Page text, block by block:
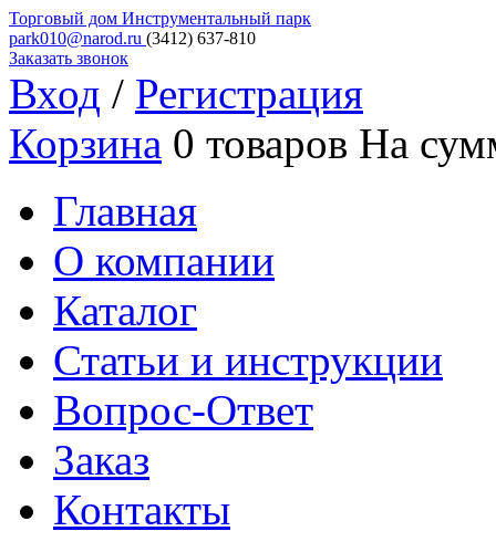
Торговый дом Инструментальный парк
park010@narod.ru (3412) 637-810
Заказать звонок
Вход / Регистрация
Корзина 0 товаров На
Главная
О компании
Каталог
Статьи и инструкции
Вопрос-Ответ
Заказ
Контакты